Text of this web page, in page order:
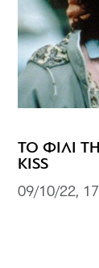
ΤΟ ΦΙΛΙ
KISS
09/10/22,